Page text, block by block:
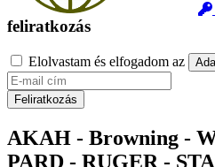
feliratkozás
Elolvastam és elfogadom az
Feliratkozás
AKAH - Browning -
PARD - RUGER -